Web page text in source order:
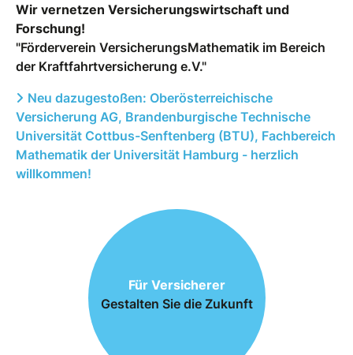
Wir vernetzen Versicherungswirtschaft und
Forschung!
"Förderverein VersicherungsMathematik im Bereich
der Kraftfahrtversicherung e.V."
Neu dazugestoßen: Oberösterreichische
Versicherung AG, Brandenburgische Technische
Universität Cottbus-Senftenberg (BTU), Fachbereich
Mathematik der Universität Hamburg - herzlich
willkommen!
Für Versicherer
Gestalten Sie die Zukunft